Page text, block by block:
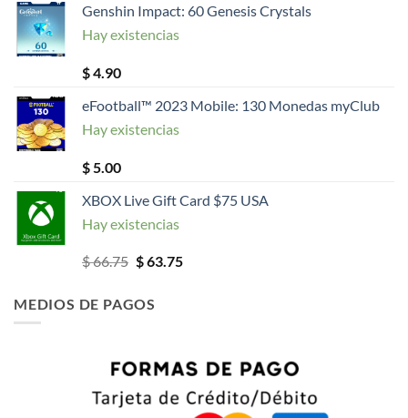
original
era:
actual
Genshin Impact: 60 Genesis Crystals
Hay existencias
$4.90
eFootball™ 2023 Mobile: 130 Monedas myClub
Hay existencias
$ 5.00
XBOX Live Gift Card $75 USA
Hay existencias
$66.75 El
original
$63.75El
MEDIOS DE PAGOS